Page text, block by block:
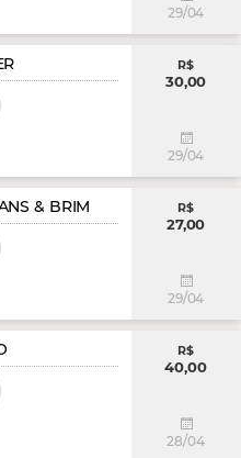
29/04
R$
30,00
29/04
& BRIM R$
27,00
29/04
R$
40,00
28/04